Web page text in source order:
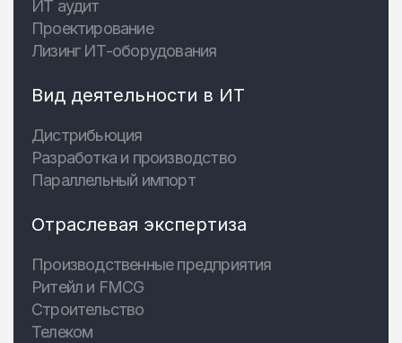
ИТ аудит
Проектирование
Лизинг ИТ-оборудования
Вид деятельности в ИТ
Дистрибьюция
Разработка и производство
Параллельный импорт
Отраслевая экспертиза
Производственные предприятия
Ритейл и FMCG
Строительство
Телеком